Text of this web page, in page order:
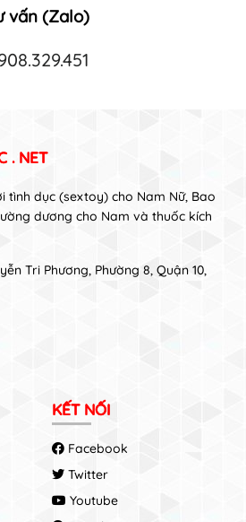
vấn (Zalo)
. NET
tình dục (sextoy) cho Nam Nữ, Bao
dương cho Nam và thuốc kích
Tri Phương, Phường 8, Quận 10,
KẾT NỐI
Facebook
Twitter
Youtube